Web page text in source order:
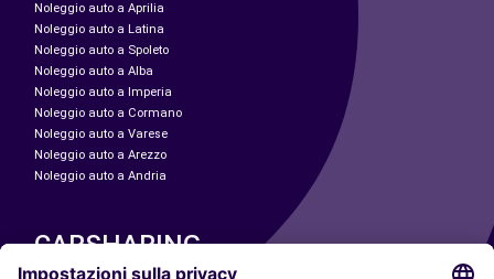
Noleggio auto a Aprilia
Noleggio auto a Latina
Noleggio auto a Spoleto
Noleggio auto a Alba
Noleggio auto a Imperia
Noleggio auto a Cormano
Noleggio auto a Varese
Noleggio auto a Arezzo
Noleggio auto a Andria
CARSHARING